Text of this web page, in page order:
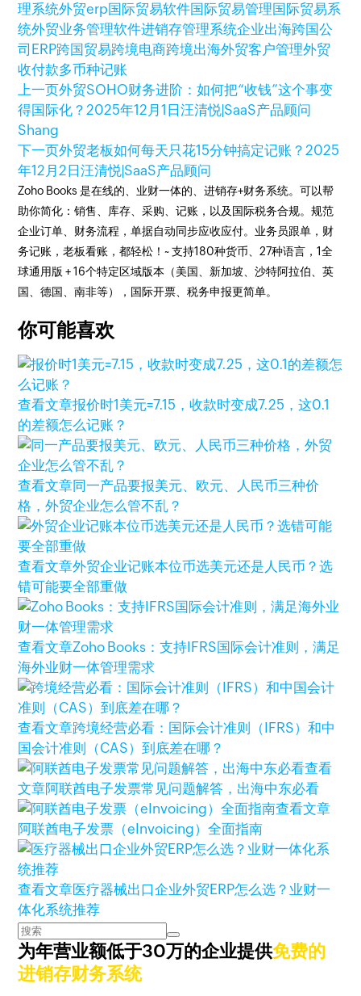
理系统外贸erp国际贸易软件国际贸易管理国际贸易系
统外贸业务管理软件进销存管理系统企业出海跨国公
司ERP跨国贸易跨境电商跨境出海外贸客户管理外贸
收付款多币种记账
上一页外贸SOHO财务进阶：如何把“收钱”这个事变
得国际化？2025年12月1日汪清悦|SaaS产品顾问
Shang
下一页外贸老板如何每天只花15分钟搞定记账？2025
年12月2日汪清悦|SaaS产品顾问
Zoho Books 是在线的、业财一体的、进销存+财务系统。可以帮
助你简化：销售、库存、采购、记账，以及国际税务合规。规范
企业订单、财务流程，单据自动同步应收应付。业务员跟单，财
务记账，老板看账，都轻松！~ 支持180种货币、27种语言，1全
球通用版 + 16个特定区域版本（美国、新加坡、沙特阿拉伯、英
国、德国、南非等），国际开票、税务申报更简单。
你可能喜欢
查看文章报价时1美元=7.15，收款时变成7.25，这0.1
的差额怎么记账？
查看文章同一产品要报美元、欧元、人民币三种价
格，外贸企业怎么管不乱？
查看文章外贸企业记账本位币选美元还是人民币？选
错可能要全部重做
查看文章Zoho Books：支持IFRS国际会计准则，满足
海外业财一体管理需求
查看文章跨境经营必看：国际会计准则（IFRS）和中
国会计准则（CAS）到底差在哪？
查看
文章阿联酋电子发票常见问题解答，出海中东必看
查看文章
阿联酋电子发票（eInvoicing）全面指南
查看文章医疗器械出口企业外贸ERP怎么选？业财一
体化系统推荐
为年营业额低于30万的企业提供免费的
进销存财务系统